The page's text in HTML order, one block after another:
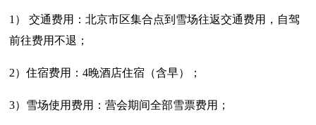
1） 交通费用：北京市区集合点到雪场往返交通费用，自驾
前往费用不退；
2）住宿费用：4晚酒店住宿（含早）；
3）雪场使用费用：营会期间全部雪票费用；